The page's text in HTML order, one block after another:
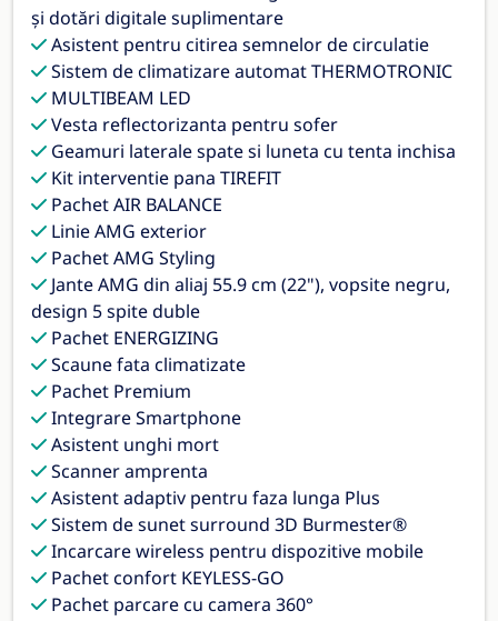
și dotări digitale suplimentare
Asistent pentru citirea semnelor de circulatie
Sistem de climatizare automat THERMOTRONIC
MULTIBEAM LED
Vesta reflectorizanta pentru sofer
Geamuri laterale spate si luneta cu tenta inchisa
Kit interventie pana TIREFIT
Pachet AIR BALANCE
Linie AMG exterior
Pachet AMG Styling
Jante AMG din aliaj 55.9 cm (22"), vopsite negru,
design 5 spite duble
Pachet ENERGIZING
Scaune fata climatizate
Pachet Premium
Integrare Smartphone
Asistent unghi mort
Scanner amprenta
Asistent adaptiv pentru faza lunga Plus
Sistem de sunet surround 3D Burmester®
Incarcare wireless pentru dispozitive mobile
Pachet confort KEYLESS-GO
Pachet parcare cu camera 360°